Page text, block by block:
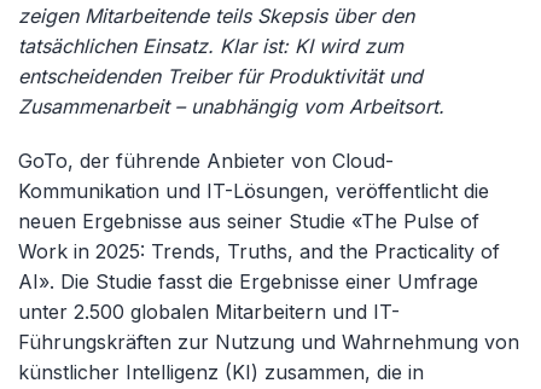
zeigen Mitarbeitende teils Skepsis über den
tatsächlichen Einsatz. Klar ist: KI wird zum
entscheidenden Treiber für Produktivität und
Zusammenarbeit – unabhängig vom Arbeitsort.
GoTo, der führende Anbieter von Cloud-
Kommunikation und IT-Lösungen, veröffentlicht die
neuen Ergebnisse aus seiner Studie «The Pulse of
Work in 2025: Trends, Truths, and the Practicality of
AI». Die Studie fasst die Ergebnisse einer Umfrage
unter 2.500 globalen Mitarbeitern und IT-
Führungskräften zur Nutzung und Wahrnehmung von
künstlicher Intelligenz (KI) zusammen, die in